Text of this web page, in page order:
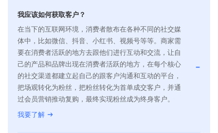
我应该如何获取客户？
在当下的互联网环境，消费者散布在各种不同的社交媒
体中，比如微信、抖音、小红书、视频号等等。商家需
要在消费者活跃的地方去跟他们进行互动和交流，让自
己的产品和品牌出现在消费者活跃的地方，在每个核心
的社交渠道都建立起自己的跟客户沟通和互动的平台，
把场观转化为粉丝，把粉丝转化为首单成交客户，并通
过会员营销推动复购，最终实现粉丝成为终身客户。
我要了解
-